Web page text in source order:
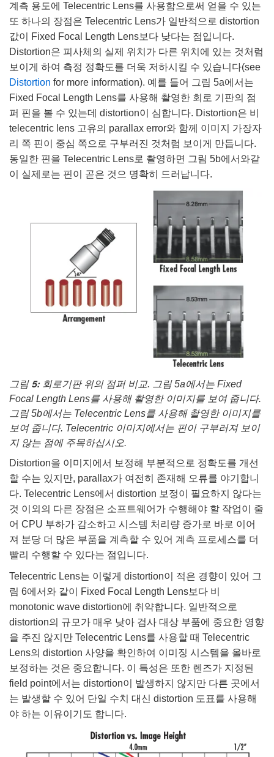
계측 용도에 Telecentric Lens를 사용함으로써 얻을 수 있는
또 하나의 장점은 Telecentric Lens가 일반적으로 distortion
값이 Fixed Focal Length Lens보다 낮다는 점입니다.
Distortion은 피사체의 실제 위치가 다른 위치에 있는 것처럼
보이게 하여 측정 정확도를 더욱 저하시킬 수 있습니다(see
Distortion for more information). 예를 들어 그림 5a에서는
Fixed Focal Length Lens를 사용해 촬영한 회로 기판의 점
퍼 핀을 볼 수 있는데 distortion이 심합니다. Distortion은 비
telecentric lens 고유의 parallax error와 함께 이미지 가장자
리 쪽 핀이 중심 쪽으로 구부러진 것처럼 보이게 만듭니다.
동일한 핀을 Telecentric Lens로 촬영하면 그림 5b에서와같
이 실제로는 핀이 곧은 것으 명확히 드러납니다.
그림 5: 회로기판 위의 점퍼 비교. 그림 5a에서는 Fixed
Focal Length Lens를 사용해 촬영한 이미지를 보여 줍니다.
그림 5b에서는 Telecentric Lens를 사용해 촬영한 이미지를
보여 줍니다. Telecentric 이미지에서는 핀이 구부러져 보이
지 않는 점에 주목하십시오.
Distortion을 이미지에서 보정해 부분적으로 정확도를 개선
할 수는 있지만, parallax가 여전히 존재해 오류를 야기합니
다. Telecentric Lens에서 distortion 보정이 필요하지 않다는
것 이외의 다른 장점은 소프트웨어가 수행해야 할 작업이 줄
어 CPU 부하가 감소하고 시스템 처리량 증가로 바로 이어
져 분당 더 많은 부품을 계측할 수 있어 계측 프로세스를 더
빨리 수행할 수 있다는 점입니다.
Telecentric Lens는 이렇게 distortion이 적은 경향이 있어 그
림 6에서와 같이 Fixed Focal Length Lens보다 비
monotonic wave distortion에 취약합니다. 일반적으로
distortion의 규모가 매우 낮아 검사 대상 부품에 중요한 영향
을 주진 않지만 Telecentric Lens를 사용할 때 Telecentric
Lens의 distortion 사양을 확인하여 이미징 시스템을 올바로
보정하는 것은 중요합니다. 이 특성은 또한 렌즈가 지정된
field point에서는 distortion이 발생하지 않지만 다른 곳에서
는 발생할 수 있어 단일 수치 대신 distortion 도표를 사용해
야 하는 이유이기도 합니다.